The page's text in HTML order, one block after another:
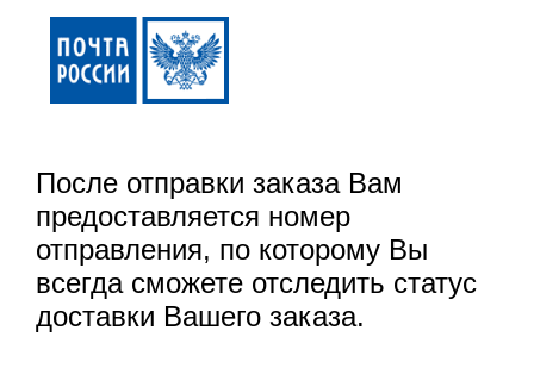
После отправки заказа Вам
предоставляется номер
отправления, по которому Вы
всегда сможете отследить статус
доставки Вашего заказа.